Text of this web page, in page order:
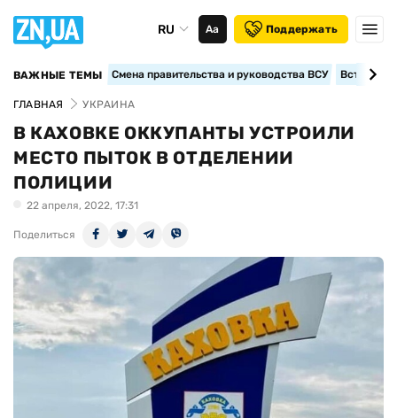
RU Аа Поддержать
ВАЖНЫЕ ТЕМЫ Смена правительства и руководства ВСУ
ГЛАВНАЯ УКРАИНА
В КАХОВКЕ ОККУПАНТЫ УСТРОИЛИ
МЕСТО ПЫТОК В ОТДЕЛЕНИИ
ПОЛИЦИИ
22 апреля, 2022, 17:31
Поделиться